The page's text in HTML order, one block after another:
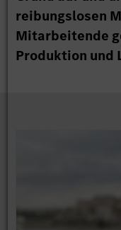
reibungslosen
Mitarbeitende
Produktion und